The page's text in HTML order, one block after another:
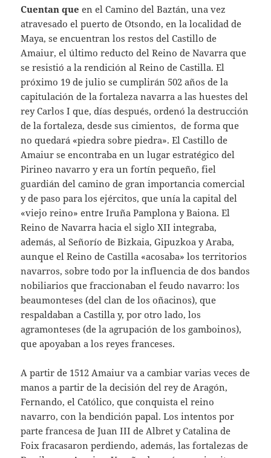
Cuentan que en el Camino del Baztán, una vez
atravesado el puerto de Otsondo, en la localidad de
Maya, se encuentran los restos del Castillo de
Amaiur, el último reducto del Reino de Navarra que
se resistió a la rendición al Reino de Castilla. El
próximo 19 de julio se cumplirán 502 años de la
capitulación de la fortaleza navarra a las huestes del
rey Carlos I que, días después, ordenó la destrucción
de la fortaleza, desde sus cimientos, de forma que
no quedará «piedra sobre piedra». El Castillo de
Amaiur se encontraba en un lugar estratégico del
Pirineo navarro y era un fortín pequeño, fiel
guardián del camino de gran importancia comercial
y de paso para los ejércitos, que unía la capital del
«viejo reino» entre Iruña Pamplona y Baiona. El
Reino de Navarra hacia el siglo XII integraba,
además, al Señorío de Bizkaia, Gipuzkoa y Araba,
aunque el Reino de Castilla «acosaba» los territorios
navarros, sobre todo por la influencia de dos bandos
nobiliarios que fraccionaban el feudo navarro: los
beaumonteses (del clan de los oñacinos), que
respaldaban a Castilla y, por otro lado, los
agramonteses (de la agrupación de los gamboinos),
que apoyaban a los reyes franceses.
A partir de 1512 Amaiur va a cambiar varias veces de
manos a partir de la decisión del rey de Aragón,
Fernando, el Católico, que conquista el reino
navarro, con la bendición papal. Los intentos por
parte francesa de Juan III de Albret y Catalina de
Foix fracasaron perdiendo, además, las fortalezas de